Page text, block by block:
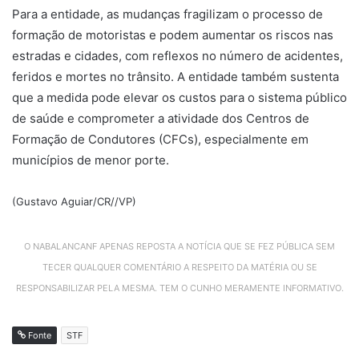
Para a entidade, as mudanças fragilizam o processo de
formação de motoristas e podem aumentar os riscos nas
estradas e cidades, com reflexos no número de acidentes,
feridos e mortes no trânsito. A entidade também sustenta
que a medida pode elevar os custos para o sistema público
de saúde e comprometer a atividade dos Centros de
Formação de Condutores (CFCs), especialmente em
municípios de menor porte.
(Gustavo Aguiar/CR//VP)
O NABALANCANF APENAS REPOSTA A NOTÍCIA QUE SE FEZ PÚBLICA SEM
TECER QUALQUER COMENTÁRIO A RESPEITO DA MATÉRIA OU SE
RESPONSABILIZAR PELA MESMA. TEM O CUNHO MERAMENTE INFORMATIVO.
Fonte STF